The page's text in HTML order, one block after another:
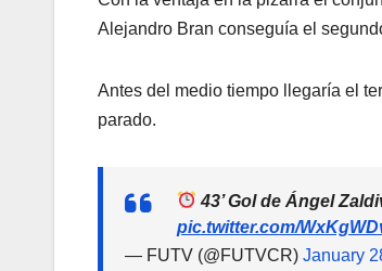
Alejandro Bran conseguía el
Antes del medio tiempo llegaría el
parado.
43’ Gol de Ángel
pic.twitter.com/
— FUTV (@FUTVCR) January